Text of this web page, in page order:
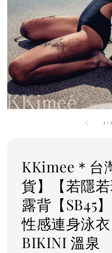
1 /
KKimee＊台
貨】【若隱
露背【SB45
性感連身泳
BIKINI 溫泉